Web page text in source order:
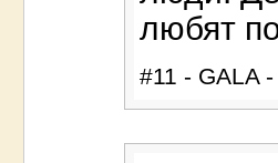
любят
#11 - GALA